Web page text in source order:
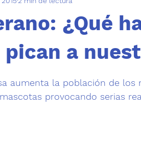
¿Qué
a
aumenta la población de los
provocando serias